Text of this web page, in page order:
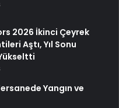
2026 İkinci Çeyrek
Aştı, Yıl Sonu
Yangın ve